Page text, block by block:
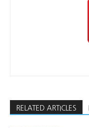
RELATED ARTICLES